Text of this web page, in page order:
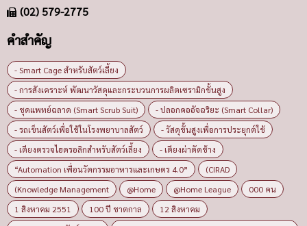
(02) 579-2775
คำสำคัญ
- Smart Cage สำหรับสัตว์เลี้ยง
- การสังเคราะห์ พัฒนาวัสดุและกระบวนการผลิตเซรามิกขั้นสูง
- ชุดแพทย์ฉลาด (Smart Scrub Suit)
- ปลอกคออัจฉริยะ (Smart Collar)
- รถเข็นสัตว์เพื่อใช้ในโรงพยาบาลสัตว์
- วัสดุขั้นสูงเพื่อการประยุกต์ใช้
- เตียงตรวจไฮดรอลิกสำหรับสัตว์เลี้ยง
- เตียงผ่าตัดช้าง
“Automation เพื่อนวัตกรรมอาหารและเกษตร 4.0”
(CIRAD
(Knowledge Management
@Home @Home League
000 คน
1 สิงหาคม 2551
100 ปี ชาตกาล
12 สิงหาคม